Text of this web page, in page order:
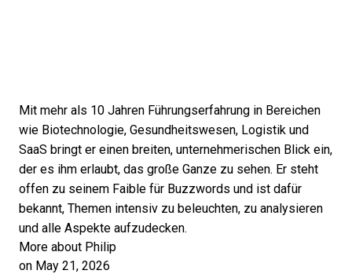
Mit mehr als 10 Jahren Führungserfahrung in Bereichen
wie Biotechnologie, Gesundheitswesen, Logistik und
SaaS bringt er einen breiten, unternehmerischen Blick ein,
der es ihm erlaubt, das große Ganze zu sehen. Er steht
offen zu seinem Faible für Buzzwords und ist dafür
bekannt, Themen intensiv zu beleuchten, zu analysieren
und alle Aspekte aufzudecken.
More about Philip
on May 21, 2026